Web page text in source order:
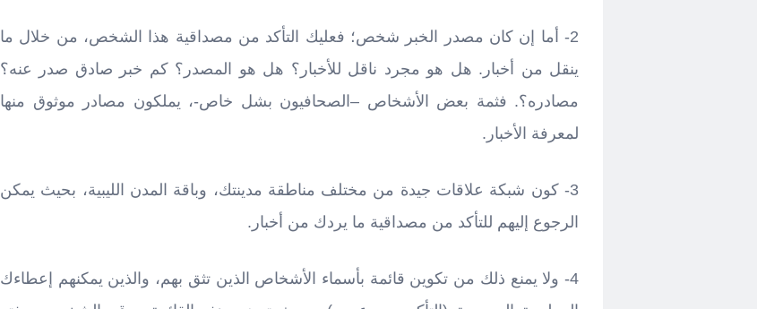
2- أما إن كان مصدر الخبر شخص؛ فعليك التأكد من مصداقية هذا الشخص، من خلال ما
ينقل من أخبار. هل هو مجرد ناقل للأخبار؟ هل هو المصدر؟ كم خبر صادق صدر عنه؟
مصادره؟. فثمة بعض الأشخاص –الصحافيون بشل خاص-، يملكون مصادر موثوق منها
لمعرفة الأخبار.
3- كون شبكة علاقات جيدة من مختلف مناطقة مدينتك، وباقة المدن الليبية، بحيث يمكن
الرجوع إليهم للتأكد من مصداقية ما يردك من أخبار.
4- ولا يمنع ذلك من تكوين قائمة بأسماء الأشخاص الذين تثق بهم، والذين يمكنهم إعطاءك